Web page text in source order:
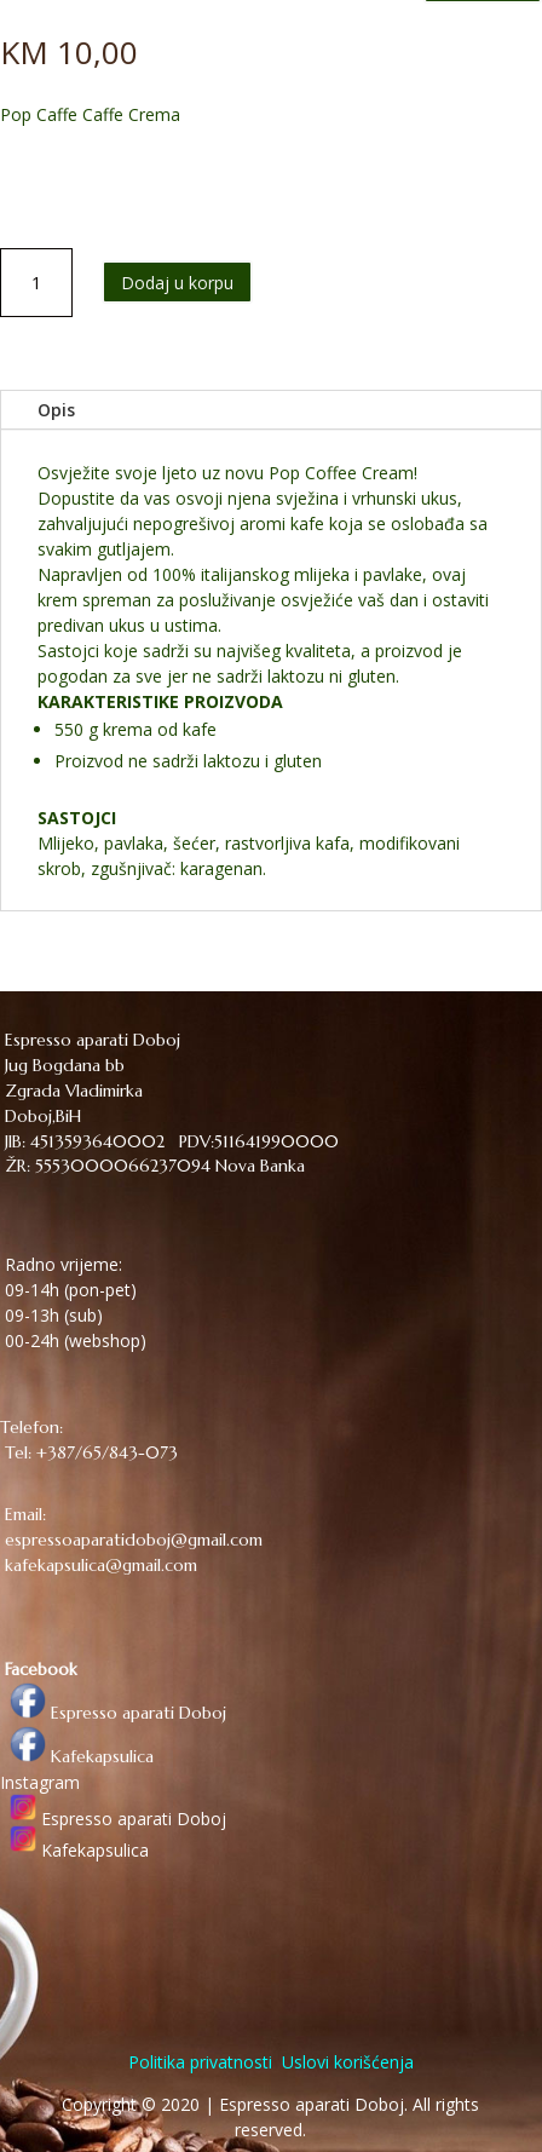
KM 10,00
Pop Caffe Caffe Crema
Caffe
OSVJEZENJE
količina
Dodaj u korpu
Opis
Osvježite svoje ljeto uz novu Pop Coffee Cream!
Dopustite da vas osvoji njena svježina i vrhunski ukus,
zahvaljujući nepogrešivoj aromi kafe koja se oslobađa sa
svakim gutljajem.
Napravljen od 100% italijanskog mlijeka i pavlake, ovaj
krem spreman za posluživanje osvježiće vaš dan i ostaviti
predivan ukus u ustima.
Sastojci koje sadrži su najvišeg kvaliteta, a proizvod je
pogodan za sve jer ne sadrži laktozu ni gluten.
KARAKTERISTIKE PROIZVODA
550 g krema od kafe
Proizvod ne sadrži laktozu i gluten
SASTOJCI
Mlijeko, pavlaka, šećer, rastvorljiva kafa, modifikovani
skrob, zgušnjivač: karagenan.
Espresso aparati Doboj
Jug Bogdana bb
Zgrada Vladimirka
Doboj,BiH
JIB: 4513593640002 PDV:511641990000
ŽR: 5553000066237094 Nova Banka
Radno vrijeme:
09-14h (pon-pet)
09-13h (sub)
00-24h (webshop)
Telefon:
Tel: +387/65/843-073
Email:
espressoaparatidoboj@gmail.com
kafekapsulica@gmail.com
Facebook
Espresso aparati Doboj
Kafekapsulica
Instagram
Espresso aparati Doboj
Kafekapsulica
Politika privatnosti Uslovi korišćenja
Copyright © 2020 | Espresso aparati Doboj. All rights
reserved.